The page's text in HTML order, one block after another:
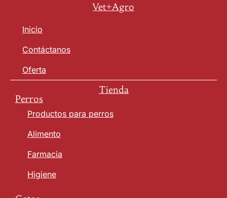
Vet+Agro
Inicio
Contáctanos
Oferta
Tienda
Perros
Productos para perros
Alimento
Farmacia
Higiene